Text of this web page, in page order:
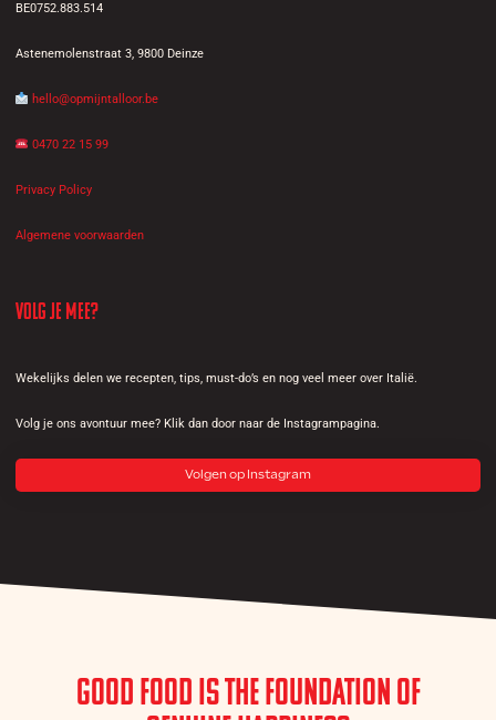
BE0752.883.514
Astenemolenstraat 3, 9800 Deinze
hello@opmijntalloor.be
0470 22 15 99
Privacy Policy
Algemene voorwaarden
Volg je mee?
Wekelijks delen we recepten, tips, must-do’s en nog veel meer over Italië.
Volg je ons avontuur mee? Klik dan door naar de Instagrampagina.
Volgen op Instagram
Good Food is the Foundation of